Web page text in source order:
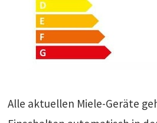
Alle aktuellen Miele-Geräte